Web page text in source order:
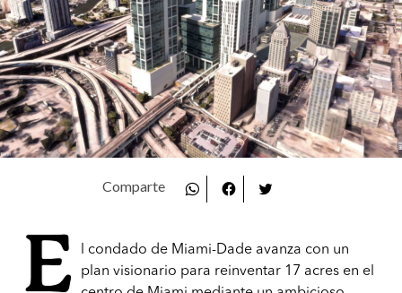
E
l condado de Miami-Dade avanza con un
plan visionario para reinventar 17 acres en el